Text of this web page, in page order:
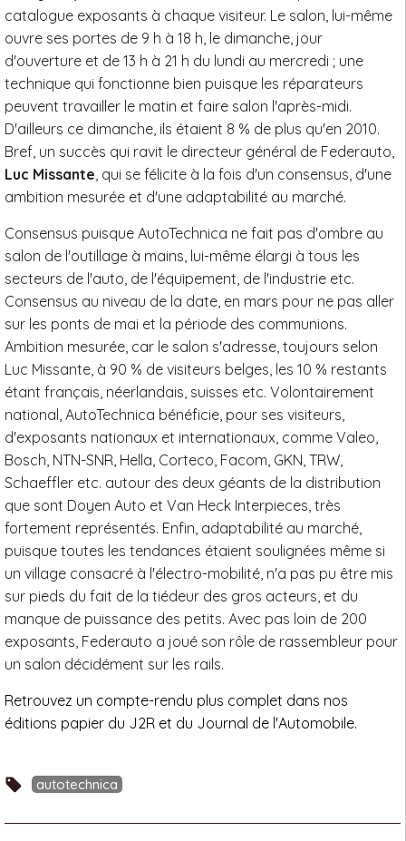
catalogue exposants à chaque visiteur. Le salon, lui-même
ouvre ses portes de 9 h à 18 h, le dimanche, jour
d'ouverture et de 13 h à 21 h du lundi au mercredi ; une
technique qui fonctionne bien puisque les réparateurs
peuvent travailler le matin et faire salon l'après-midi.
D'ailleurs ce dimanche, ils étaient 8 % de plus qu'en 2010.
Bref, un succès qui ravit le directeur général de Federauto,
Luc Missante, qui se félicite à la fois d'un consensus, d'une
ambition mesurée et d'une adaptabilité au marché.
Consensus puisque AutoTechnica ne fait pas d'ombre au
salon de l'outillage à mains, lui-même élargi à tous les
secteurs de l'auto, de l'équipement, de l'industrie etc.
Consensus au niveau de la date, en mars pour ne pas aller
sur les ponts de mai et la période des communions.
Ambition mesurée, car le salon s'adresse, toujours selon
Luc Missante, à 90 % de visiteurs belges, les 10 % restants
étant français, néerlandais, suisses etc. Volontairement
national, AutoTechnica bénéficie, pour ses visiteurs,
d'exposants nationaux et internationaux, comme Valeo,
Bosch, NTN-SNR, Hella, Corteco, Facom, GKN, TRW,
Schaeffler etc. autour des deux géants de la distribution
que sont Doyen Auto et Van Heck Interpieces, très
fortement représentés. Enfin, adaptabilité au marché,
puisque toutes les tendances étaient soulignées même si
un village consacré à l'électro-mobilité, n'a pas pu être mis
sur pieds du fait de la tiédeur des gros acteurs, et du
manque de puissance des petits. Avec pas loin de 200
exposants, Federauto a joué son rôle de rassembleur pour
un salon décidément sur les rails.
Retrouvez un compte-rendu plus complet dans nos
éditions papier du J2R et du Journal de l'Automobile.
autotechnica